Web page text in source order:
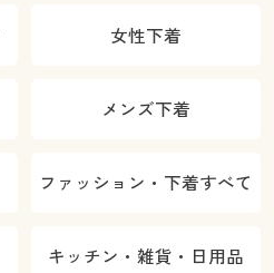
女性下着
メンズ下着
ファッション・下着すべて
キッチン・雑貨・日用品